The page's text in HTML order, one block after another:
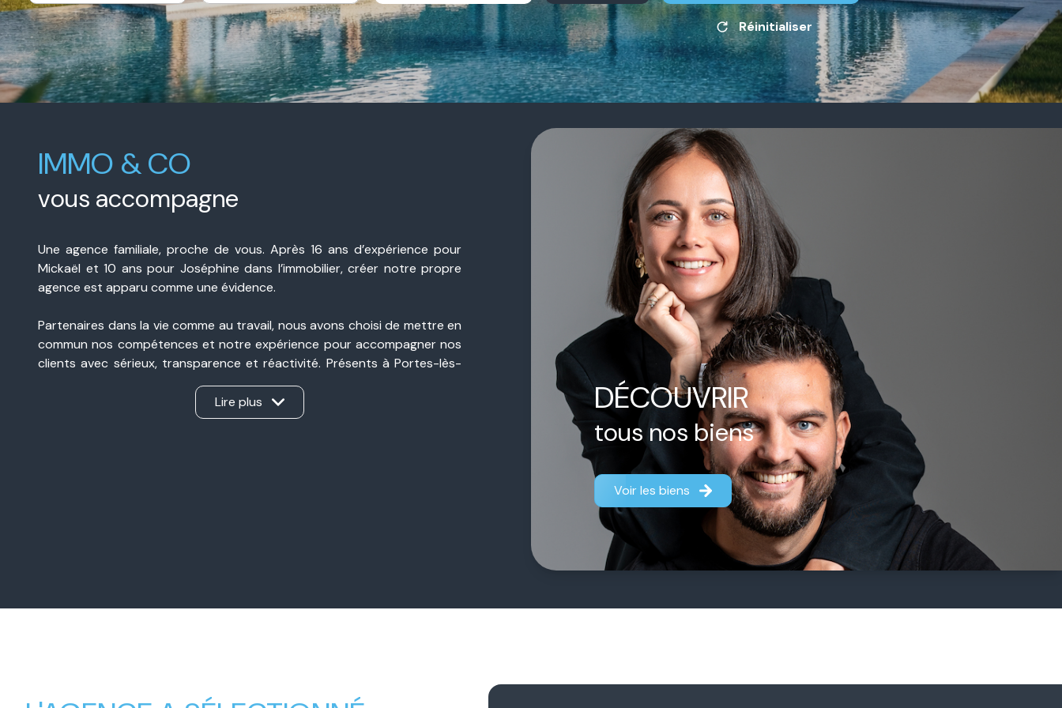
mail
contact
De l'immo pro
Réinitialiser
DÉCOUVRIR
tous nos biens
Voir les biens
IMMO & CO
vous accompagne
Une agence familiale, proche de vous. Après 16 ans d’expérience pour
Mickaël et 10 ans pour Joséphine dans l’immobilier, créer notre propre
agence est apparu comme une évidence.
Partenaires dans la vie comme au travail, nous avons choisi de mettre en
commun nos compétences et notre expérience pour accompagner nos
clients avec sérieux, transparence et réactivité. Présents à Portes-lès-
Valence et à Valence, nous sommes une agence immobilière de proximité,
ancrée dans notre secteur et à l’écoute de chaque projet, qu’il s’agisse
d’une vente, d’un achat, d’un investissement ou d’une estimation.
Lire plus